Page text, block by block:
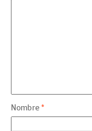
Nombre*